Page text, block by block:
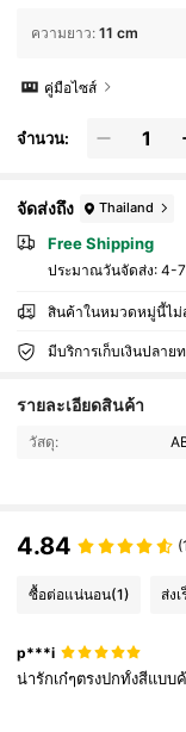
ความยาว: 11 cm
คู่มือไซส์
จำนวน:
จัดส่งถึง Thailand
Free Shipping
ประมาณวันจัดส่ง: 4-
สินค้าในหมวดหมู่นี้ไม่
รายละเอียดสินค้า
วัสดุ:
4.84
ซื้อต่อแน่นอน(1) ส่งเ
p***i
น่ารักเก๋ๆตรงปกทั้งสีแบบ